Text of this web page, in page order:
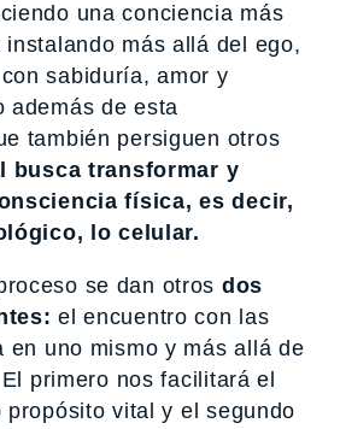
una conciencia más
más allá del ego,
sabiduría, amor y
además de esta
también persiguen otros
busca transformar y
física, es decir,
lo celular.
se dan otros dos
el encuentro con las
en uno mismo y más allá de
primero nos facilitará el
vital y el segundo